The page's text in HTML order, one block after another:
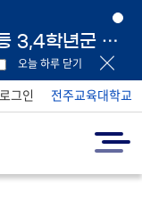
도서 원문 링크 안내
오늘 하루 닫기
로그인 전주교육대학교